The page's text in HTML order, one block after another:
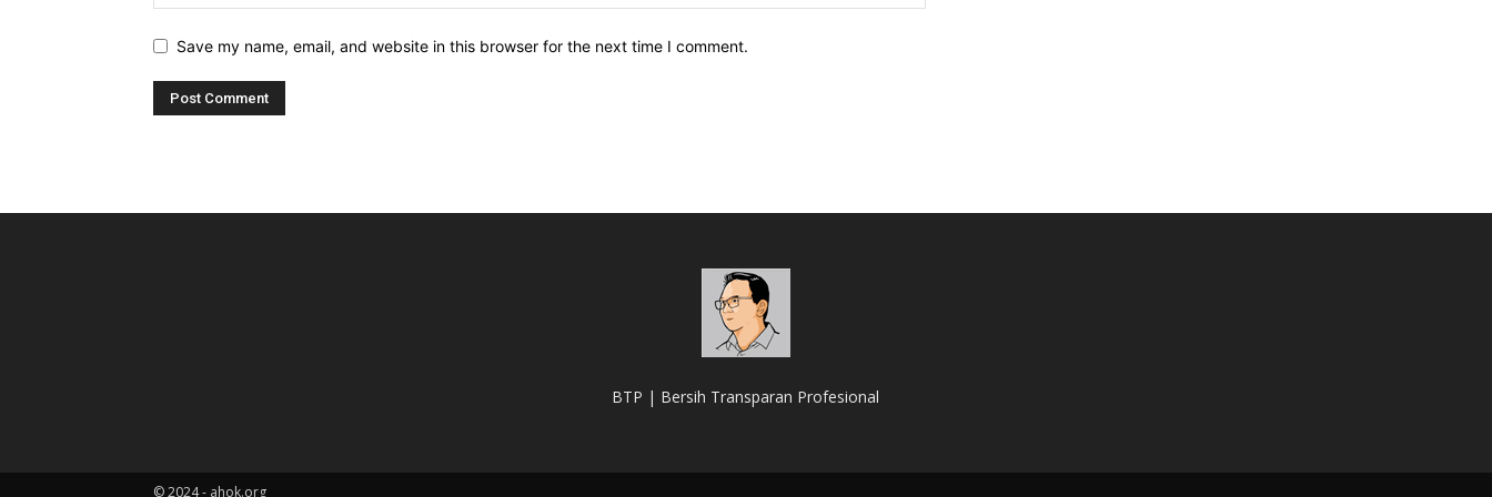
Save my name, email, and website in this browser for the next time I comment.
BTP | Bersih Transparan Profesional
© 2024 - ahok.org